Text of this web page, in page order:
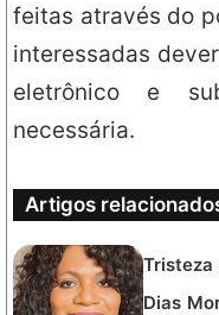
feitas através do
interessadas
eletrônico e
necessária.
Artigos
Dias